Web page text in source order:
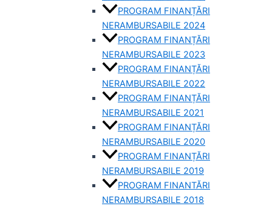
PROGRAM FINANȚĂRI
NERAMBURSABILE 2024
PROGRAM FINANȚĂRI
NERAMBURSABILE 2023
PROGRAM FINANȚĂRI
NERAMBURSABILE 2022
PROGRAM FINANȚĂRI
NERAMBURSABILE 2021
PROGRAM FINANȚĂRI
NERAMBURSABILE 2020
PROGRAM FINANȚĂRI
NERAMBURSABILE 2019
PROGRAM FINANTĂRI
NERAMBURSABILE 2018